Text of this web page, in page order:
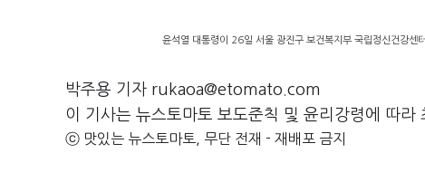
윤석열 대통령이 26일 서울 광진구 보건복지부 국립정신건강
박주용 기자 rukaoa@etomato.com
이 기사는 뉴스토마토 보도준칙 및 윤리강령에 따라
ⓒ 맛있는 뉴스토마토, 무단 전재 - 재배포 금지